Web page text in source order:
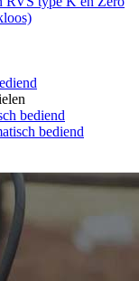
bediend
bediend